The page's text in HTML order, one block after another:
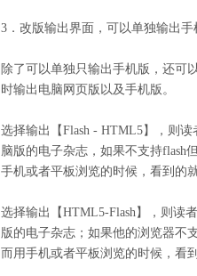
3．改版输出界面，可以单独输出手
除了可以单独只输出手机版，还可
时输出电脑网页版以及手机版。
选择输出【Flash - HTML5】，则
脑版的电子杂志，如果不支持flash
手机或者平板浏览的时候，看到的
选择输出【HTML5-Flash】，则读
版的电子杂志；如果他的浏览器不
而用手机或者平板浏览的时候，看